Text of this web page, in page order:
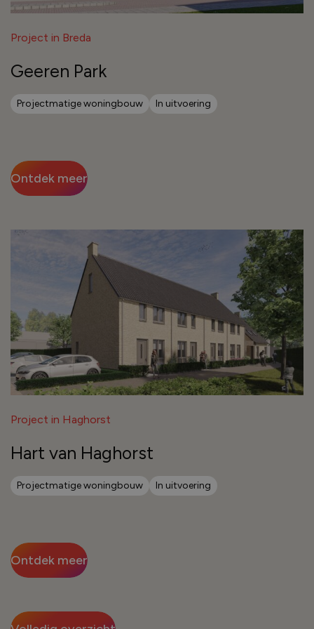
Project in Breda
Geeren Park
Projectmatige woningbouw In uitvoering
Ontdek meer
Project in Haghorst
Hart van Haghorst
Projectmatige woningbouw In uitvoering
Ontdek meer